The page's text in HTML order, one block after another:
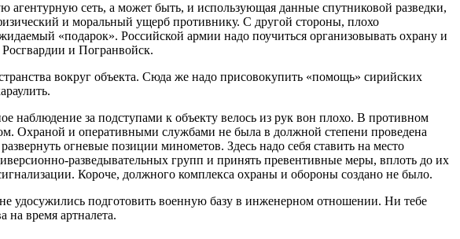
сеть, а может быть, и использующая данные спутниковой разведки,
и моральный ущерб противнику. С другой стороны, плохо
«подарок». Российской армии надо поучиться организовывать охрану и
и Погранвойск.
вокруг объекта. Сюда же надо присовокупить «помощь» сирийских
наблюдение за подступами к объекту велось из рук вон плохо. В противном
Охраной и оперативными службами не была в должной степени проведена
огневые позиции минометов. Здесь надо себя ставить на место
разведывательных групп и принять превентивные меры, вплоть до их
Короче, должного комплекса охраны и обороны создано не было.
удосужились подготовить военную базу в инженерном отношении. Ни тебе
на время артналета.